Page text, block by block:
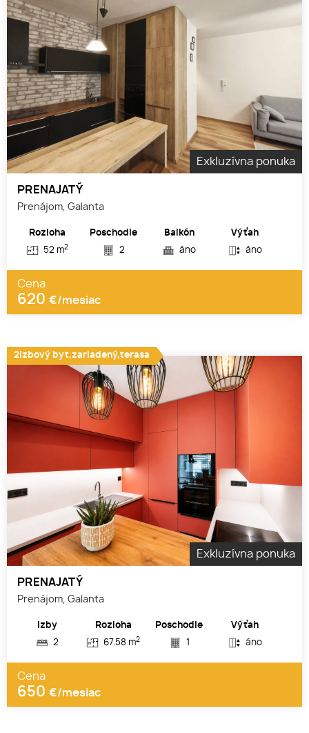
Exkluzívna ponuka
PRENAJATÝ
Prenájom, Galanta
Rozloha
52 m2
Poschodie
2
Balkón
áno
Výťah
áno
Cena
620 €/mesiac
Exkluzívna ponuka
PRENAJATÝ
Prenájom, Galanta
Izby
2
Rozloha
67.58 m2
Poschodie
1
Výťah
áno
Cena
650 €/mesiac
2izbový byt,zariadený,terasa